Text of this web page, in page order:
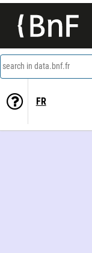
search in data.bnf.fr
FR